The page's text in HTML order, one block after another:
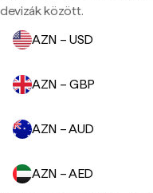
devizák között.
AZN – USD
AZN – GBP
AZN – AUD
AZN – AED